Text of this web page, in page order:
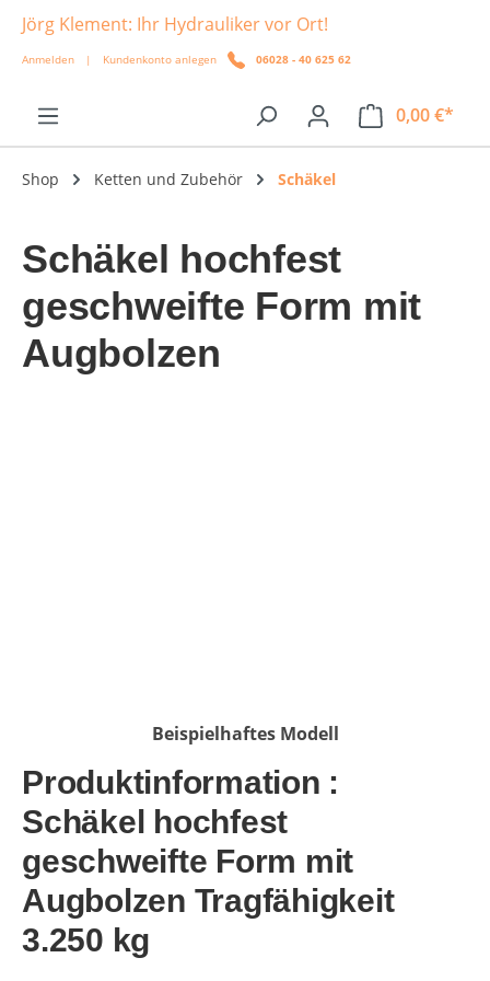
springen
Jörg Klement: Ihr Hydrauliker vor Ort!
Anmelden | Kundenkonto anlegen 06028 - 40 625 62
0,00 €*
Shop Ketten und Zubehör Schäkel
Schäkel hochfest
geschweifte Form mit
Augbolzen
Beispielhaftes Modell
Produktinformation :
Schäkel hochfest
geschweifte Form mit
Augbolzen Tragfähigkeit
3.250 kg